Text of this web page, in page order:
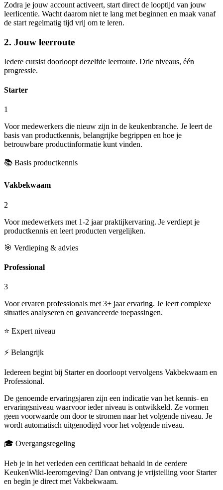
Zodra je jouw account activeert, start direct de looptijd van jouw
leerlicentie. Wacht daarom niet te lang met beginnen en maak vanaf
de start regelmatig tijd vrij om te leren.
2. Jouw leerroute
Iedere cursist doorloopt dezelfde leerroute. Drie niveaus, één
progressie.
Starter
1
Voor medewerkers die nieuw zijn in de keukenbranche. Je leert de
basis van productkennis, belangrijke begrippen en hoe je
betrouwbare productinformatie kunt vinden.
📚 Basis productkennis
Vakbekwaam
2
Voor medewerkers met 1-2 jaar praktijkervaring. Je verdiept je
productkennis en leert producten vergelijken.
🎯 Verdieping & advies
Professional
3
Voor ervaren professionals met 3+ jaar ervaring. Je leert complexe
situaties analyseren en geavanceerde toepassingen.
⭐ Expert niveau
⚡ Belangrijk
Iedereen begint bij Starter en doorloopt vervolgens Vakbekwaam en
Professional.
De genoemde ervaringsjaren zijn een indicatie van het kennis- en
ervaringsniveau waarvoor ieder niveau is ontwikkeld. Ze vormen
geen voorwaarde om door te stromen naar het volgende niveau. Je
wordt automatisch uitgenodigd voor het volgende niveau.
🎓 Overgangsregeling
Heb je in het verleden een certificaat behaald in de eerdere
KeukenWiki-leeromgeving? Dan ontvang je vrijstelling voor Starter
en begin je direct met Vakbekwaam.